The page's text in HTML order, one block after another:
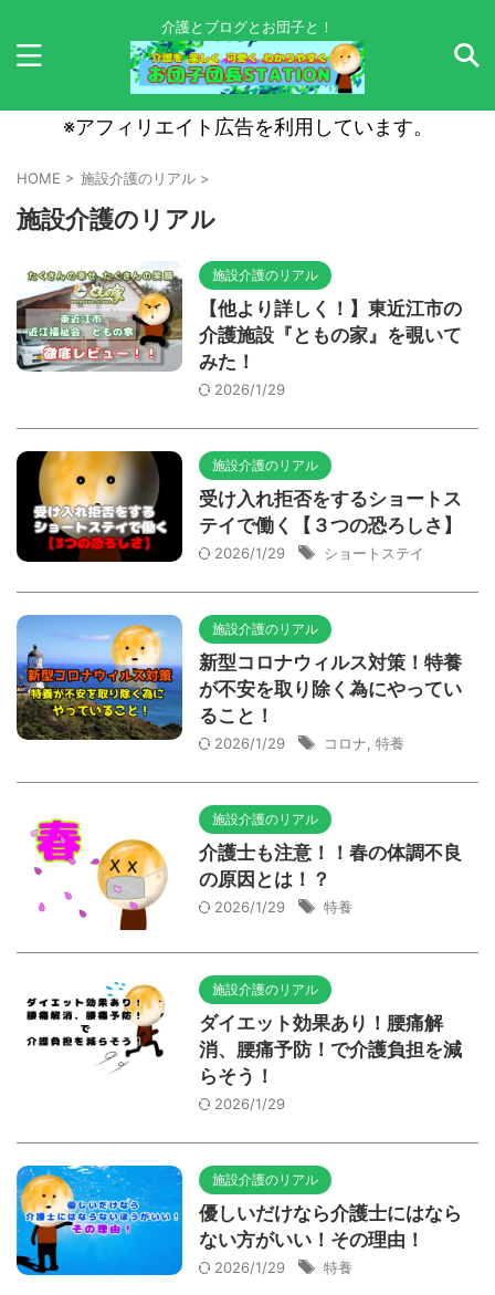
介護とブログとお団子と！
※アフィリエイト広告を利用しています。
HOME > 施設介護のリアル >
施設介護のリアル
施設介護のリアル
【他より詳しく！】東近江市の
介護施設『ともの家』を覗いて
みた！
2026/1/29
施設介護のリアル
受け入れ拒否をするショートス
テイで働く【３つの恐ろしさ】
2026/1/29 ショートステイ
施設介護のリアル
新型コロナウィルス対策！特養
が不安を取り除く為にやってい
ること！
2026/1/29 コロナ 特養
施設介護のリアル
介護士も注意！！春の体調不良
の原因とは！？
2026/1/29 特養
施設介護のリアル
ダイエット効果あり！腰痛解
消、腰痛予防！で介護負担を減
らそう！
2026/1/29
施設介護のリアル
優しいだけなら介護士にはなら
ない方がいい！その理由！
2026/1/29 特養